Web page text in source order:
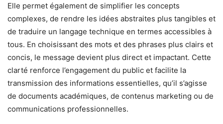
Elle permet également de simplifier les concepts
complexes, de rendre les idées abstraites plus tangibles et
de traduire un langage technique en termes accessibles à
tous. En choisissant des mots et des phrases plus clairs et
concis, le message devient plus direct et impactant. Cette
clarté renforce l’engagement du public et facilite la
transmission des informations essentielles, qu’il s’agisse
de documents académiques, de contenus marketing ou de
communications professionnelles.